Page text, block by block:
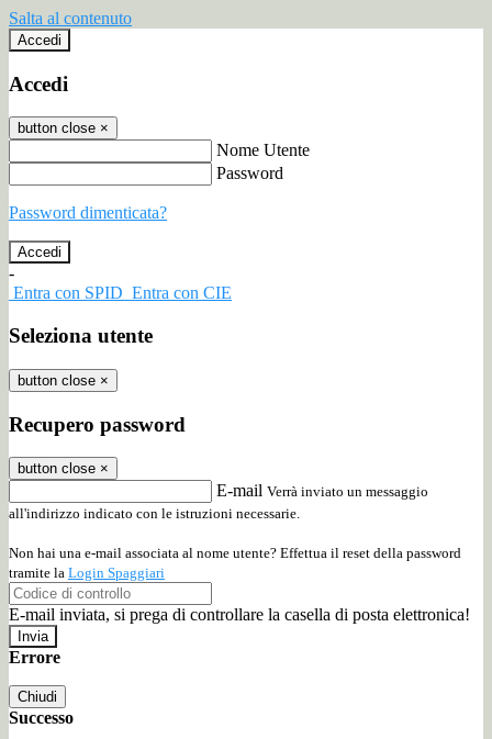
Salta al contenuto
Accedi
Accedi
button close ×
Nome Utente
Password
Password dimenticata?
-
Entra con SPID Entra con CIE
Seleziona utente
button close ×
Recupero password
button close ×
E-mail Verrà inviato un messaggio
all'indirizzo indicato con le istruzioni necessarie.
Non hai una e-mail associata al nome utente? Effettua il reset della password
tramite la Login Spaggiari
E-mail inviata, si prega di controllare la casella di posta elettronica!
Errore
Chiudi
Successo